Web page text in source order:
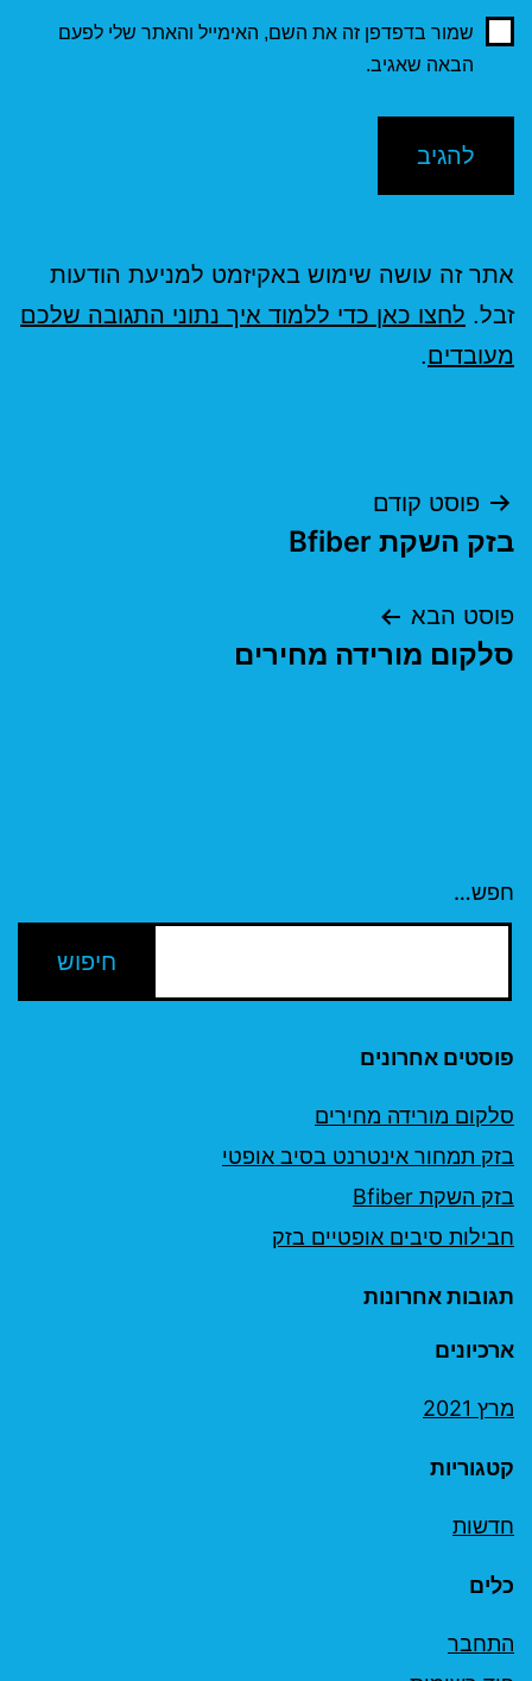
שמור בדפדפן זה את השם, האימייל והאתר שלי לפעם
הבאה שאגיב.
אתר זה עושה שימוש באקיזמט למניעת הודעות
זבל. לחצו כאן כדי ללמוד איך נתוני התגובה שלכם
מעובדים.
ניווט
פוסט קודם
בזק השקת Bfiber
פוסט הבא
סלקום מורידה מחירים
חפש…
פוסטים אחרונים
סלקום מורידה מחירים
בזק תמחור אינטרנט בסיב אופטי
בזק השקת Bfiber
חבילות סיבים אופטיים בזק
תגובות אחרונות
ארכיונים
מרץ 2021
קטגוריות
חדשות
כלים
התחבר